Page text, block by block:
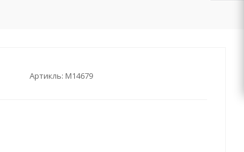
Артикль: М14679